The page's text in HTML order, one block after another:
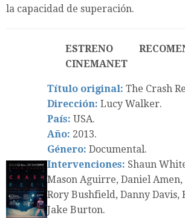
la capacidad de superación.
ESTRENO
CINEMANET
Título original: The Crash
Dirección: Lucy Walker.
País: USA.
Año: 2013.
Género: Documental.
Intervenciones: Shaun
Mason Aguirre, Daniel
Rory Bushfield, Danny Davis,
Jake Burton.